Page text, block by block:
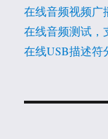
在线音频视频广
在线音频测试，
在线USB描述符